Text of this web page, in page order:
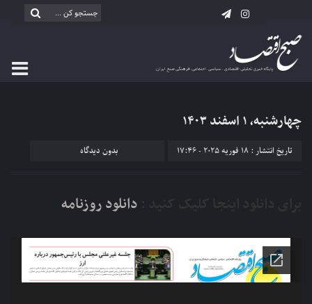
چهارشنبه، ۱ اسفند ۱۴۰۳
تاریخ انتشار : 18 فوریه 2025 - 17:46 بدون دیدگاه
دانلود روزنامه